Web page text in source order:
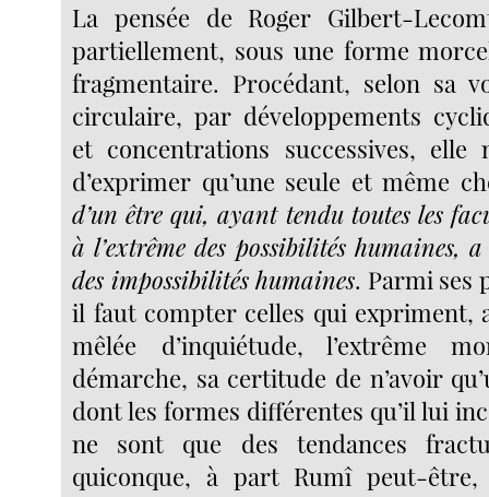
La pensée de Roger Gilbert-
partiellement, sous une forme
fragmentaire. Procédant, selon sa
circulaire, par développements
et concentrations successives, elle
d’exprimer qu’une seule et même
d’un être qui, ayant tendu toutes les
à l’extrême des possibilités humaines,
des impossibilités humaines. Parmi ses
il faut compter celles qui expriment,
mêlée d’inquiétude, l’extrême
démarche, sa certitude de n’avoir
dont les formes différentes qu’il lui
ne sont que des tendances
quiconque, à part Rumî peut-